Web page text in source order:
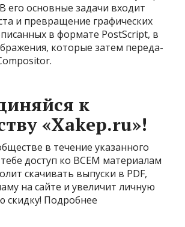
его основные задачи вхо­дит
и прев­ращение гра­фичес­ких
в фор­мате PostScript, в
которые затем переда­
к
«Xakep.ru»!
в течение указанного
доступ ко ВСЕМ материалам
скачивать выпуски в PDF,
на сайте и увеличит личную
скидку! Подробнее